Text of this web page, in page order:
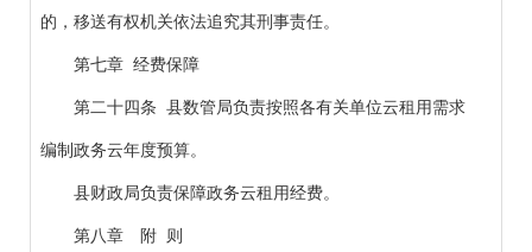
的，移送有权机关依法追究其刑事责任。
第七章 经费保障
第二十四条 县数管局负责按照各有关单位云租用需求
编制政务云年度预算。
县财政局负责保障政务云租用经费。
第八章 附 则